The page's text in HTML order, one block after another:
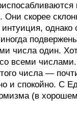
Они скорее
однако
числа один.
всеми числами.
числа —
и спокойно. С
(в